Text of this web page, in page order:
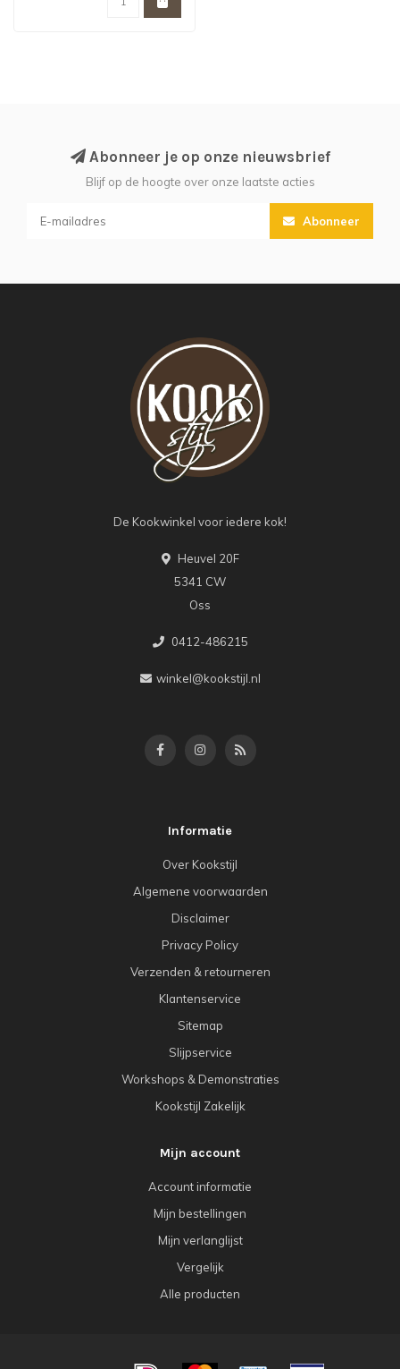
Abonneer je op onze nieuwsbrief
Blijf op de hoogte over onze laatste acties
Abonneer
De Kookwinkel voor iedere kok!
Heuvel 20F
5341 CW
Oss
0412-486215
winkel@kookstijl.nl
Informatie
Over Kookstijl
Algemene voorwaarden
Disclaimer
Privacy Policy
Verzenden & retourneren
Klantenservice
Sitemap
Slijpservice
Workshops & Demonstraties
Kookstijl Zakelijk
Mijn account
Account informatie
Mijn bestellingen
Mijn verlanglijst
Vergelijk
Alle producten